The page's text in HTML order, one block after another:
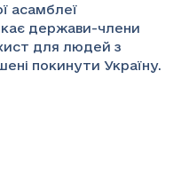
асамблеї
держави-члени
для людей з
покинути Україну.